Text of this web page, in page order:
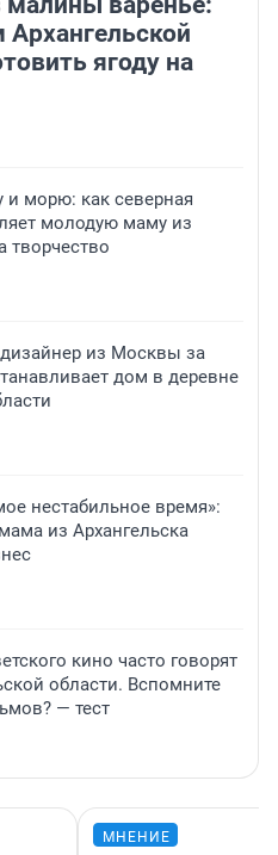
ягоду на
морю: как северная
молодую маму из
творчество
из Москвы за
дом в деревне
нестабильное время»:
из Архангельска
кино часто говорят
области. Вспомните
— тест
МНЕНИЕ